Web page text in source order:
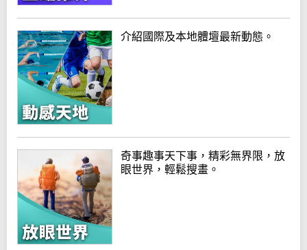
介紹國際及本地體壇最新動態。
奇事趣事天下事，精彩無界限，放
眼世界，輕鬆搜畫。